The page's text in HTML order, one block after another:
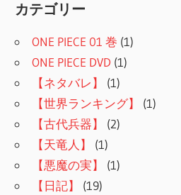
カテゴリー
ONE PIECE 01 巻 (1)
ONE PIECE DVD (1)
【ネタバレ】
(1)
【世界ランキング】
(1)
【古代兵器】
(2)
【天竜人】
(1)
【悪魔の実】
(1)
【日記】
(19)